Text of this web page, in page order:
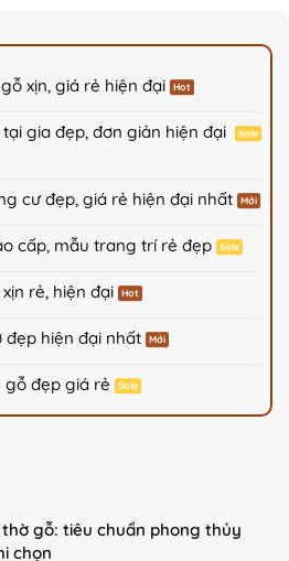
xịn, giá rẻ hiện đại
gia đẹp, đơn giản hiện đại
cư đẹp, giá rẻ hiện đại nhất
cấp, mẫu trang trí rẻ đẹp
rẻ, hiện đại
đẹp hiện đại nhất
gỗ đẹp giá rẻ
gỗ: tiêu chuẩn phong thủy
chọn